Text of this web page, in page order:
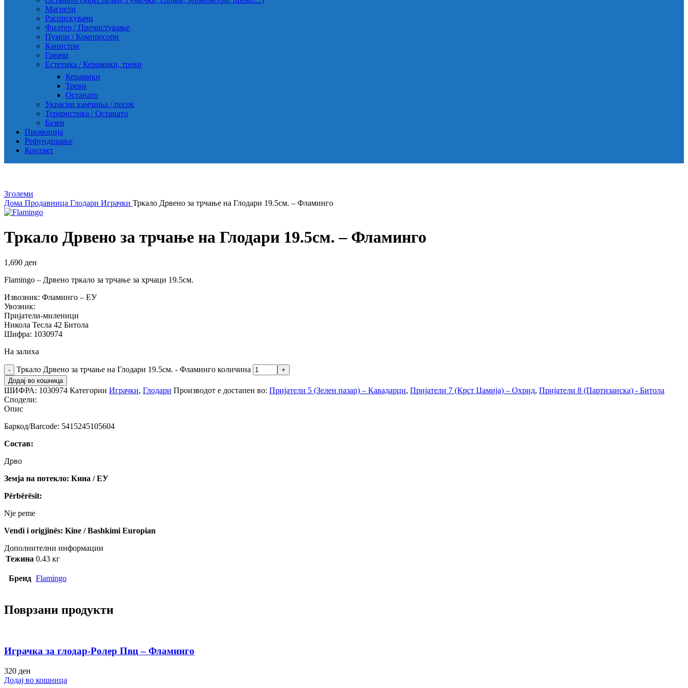
Магнети
Распрскувачи
Филтер / Прочистување
Пумпи / Компресори
Канистри
Греачи
Естетика / Керамики, треви
Керамики
Треви
Останато
Украсни камчиња / песок
Тераристика / Останато
Базен
Промоција
Рефундирање
Контакт
Зголеми
Дома Продавница Глодари Играчки Тркало Дрвено за трчање на Глодари 19.5см. – Фламинго
Тркало Дрвено за трчање на Глодари 19.5см. – Фламинго
1,690 ден
Flamingo – Дрвено тркало за трчање за хрчаци 19.5см.
Извозник: Фламинго – ЕУ
Увозник:
Пријатели-миленици
Никола Тесла 42 Битола
Шифра: 1030974
На залиха
Тркало Дрвено за трчање на Глодари 19.5см. - Фламинго количина
Додај во кошница
ШИФРА: 1030974 Категории Играчки, Глодари Производот е достапен во: Пријатели 5 (Зелен пазар) – Кавадарци, Пријатели 7 (Крст Џамија) – Охрид, Пријатели 8 (Партизанска) - Битола
Сподели:
Опис
Баркод/Barcode: 5415245105604
Состав:
Дрво
Земја на потекло: Кина / ЕУ
Përbërësit:
Nje peme
Vendi i origjinës: Kine / Bashkimi Europian
Дополнителни информации
Тежина 0.43 кг
Бренд Flamingo
Поврзани продукти
Играчка за глодар-Ролер Пвц – Фламинго
320 ден
Додај во кошница